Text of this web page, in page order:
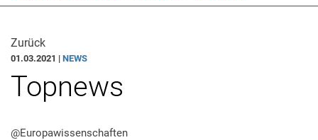
Zurück
01.03.2021 | NEWS
Topnews
@Europawissenschaften